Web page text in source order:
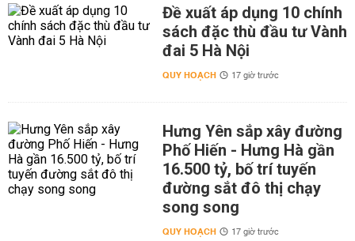
Đề xuất áp dụng 10 chính
sách đặc thù đầu tư Vành
đai 5 Hà Nội
QUY HOẠCH 17 giờ trước
Hưng Yên sắp xây đường
Phố Hiến - Hưng Hà gần
16.500 tỷ, bố trí tuyến
đường sắt đô thị chạy
song song
QUY HOẠCH 17 giờ trước